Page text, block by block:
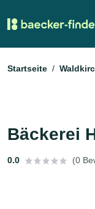
Startseite
Bäckerei
0.0 (0